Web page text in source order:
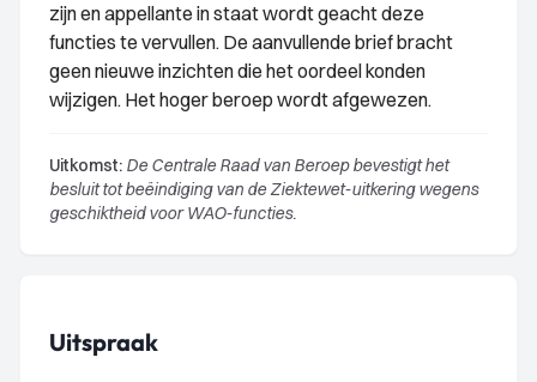
zijn en appellante in staat wordt geacht deze
functies te vervullen. De aanvullende brief bracht
geen nieuwe inzichten die het oordeel konden
wijzigen. Het hoger beroep wordt afgewezen.
Uitkomst: De Centrale Raad van Beroep bevestigt het
besluit tot beëindiging van de Ziektewet-uitkering wegens
geschiktheid voor WAO-functies.
Uitspraak